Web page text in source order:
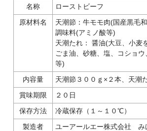
名称
ローストビーフ
原材料名
天潮節：牛モモ肉(国産黒毛
調味料(アミノ酸等)
天潮たれ： 醤油(大豆、小麦
ごま油、砂糖、塩、コショ
等)
内容量
天潮節３００ｇ×２本、天潮
賞味期限
２０日
保存方法
冷蔵保存（１～１０℃）
製造者
ユーアールエー株式会社 み